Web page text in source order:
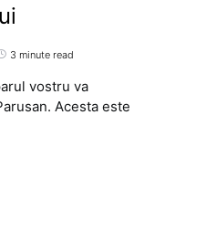
3 minute read
vostru va
Acesta este